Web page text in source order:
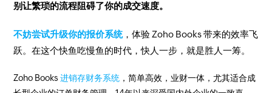
别让繁琐的流程阻碍了你的成交速度。
不妨尝试升级你的报价系统，体验 Zoho Books 带来的效率飞
跃。在这个快鱼吃慢鱼的时代，快人一步，就是胜人一筹。
Zoho Books进销存财务系统 ，简单高效，业财一体，尤其适合成